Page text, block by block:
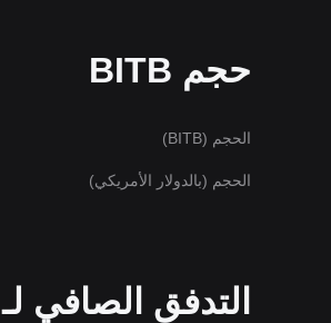
حجم BITB
الحجم (BITB)
الحجم (بالدولار الأمريكي)
التدفق الصافي لـ BITB